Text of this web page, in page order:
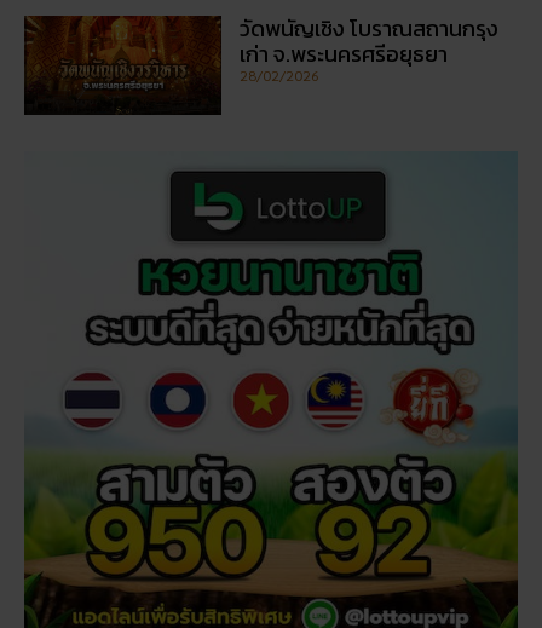
วัดพนัญเชิง โบราณสถานกรุง
เก่า จ.พระนครศรีอยุธยา
28/02/2026